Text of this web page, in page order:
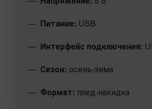
Питание: USB
Интерфейс подключения:
Сезон: осень-зима
Формат: плед-накидка